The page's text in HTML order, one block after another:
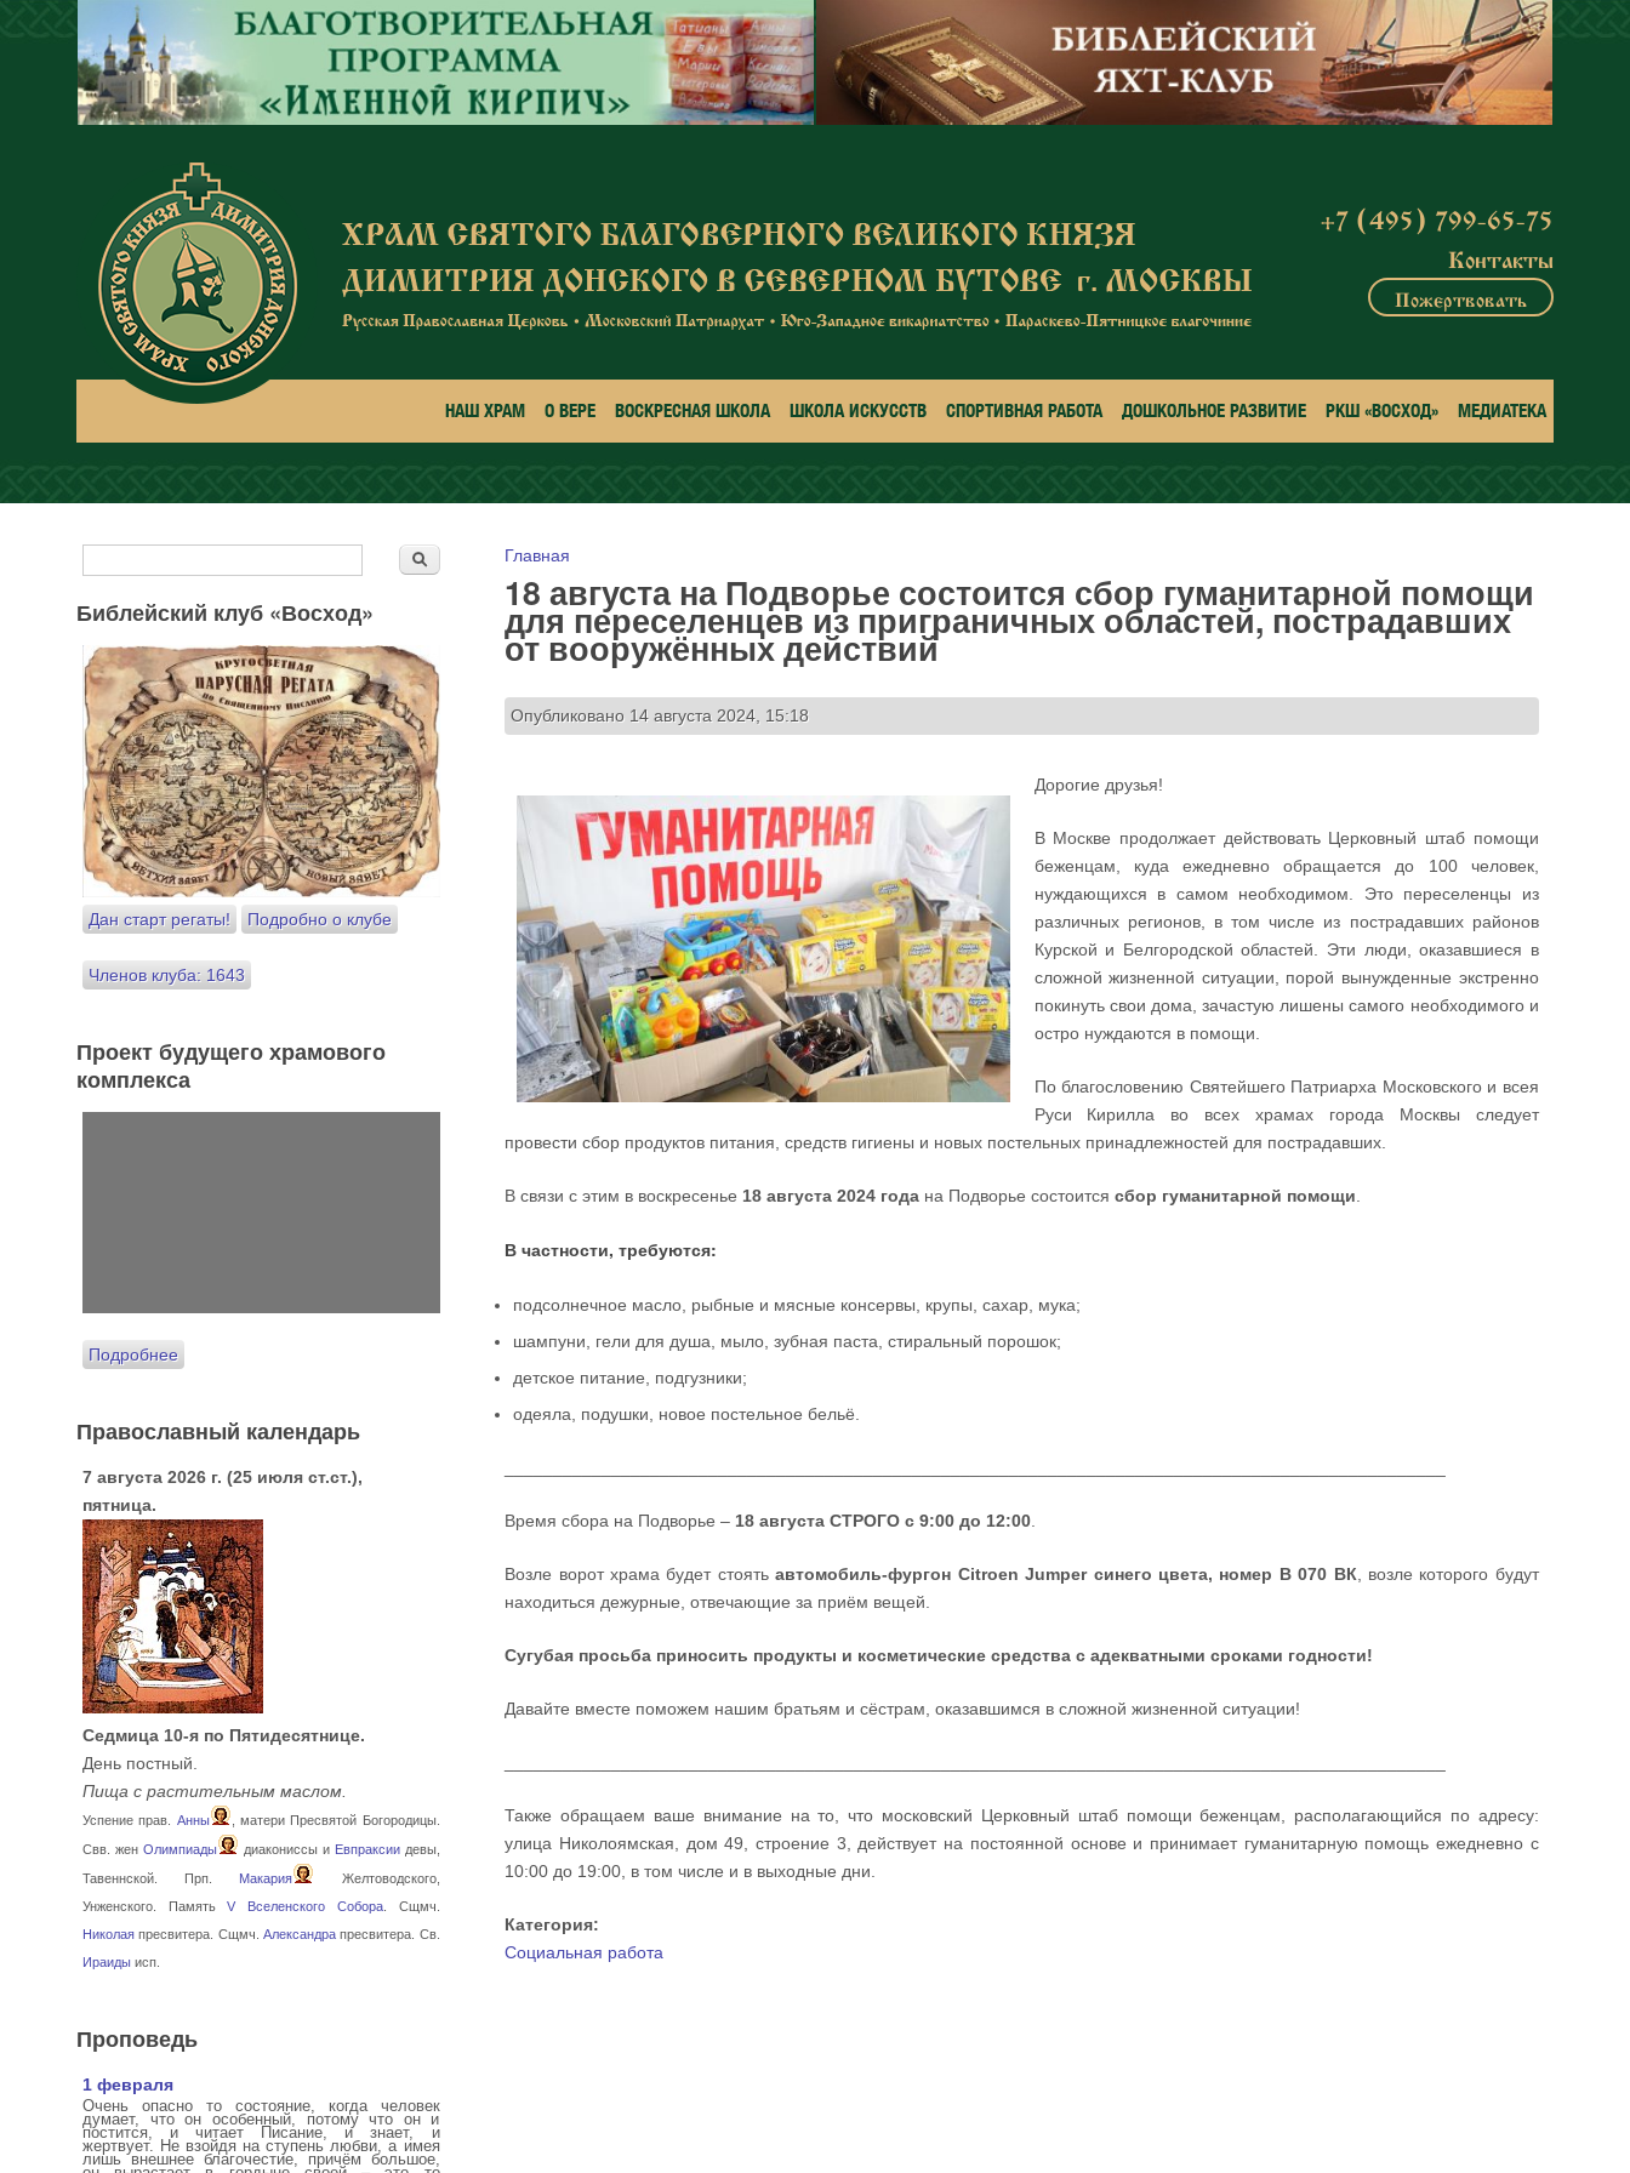
Перейти к основному содержанию
+7 (495) 799-65-75
Контакты
Пожертвовать
НАШ ХРАМ О ВЕРЕ ВОСКРЕСНАЯ ШКОЛА ШКОЛА ИСКУССТВ СПОРТИВНАЯ РАБОТА ДОШКОЛЬНОЕ РАЗВИТИЕ РКШ «ВОСХОД» МЕДИАТЕКА
Вы здесь
Главная
18 августа на Подворье состоится сбор гуманитарной помощи
для переселенцев из приграничных областей, пострадавших
от вооружённых действий
Опубликовано 14 августа 2024, 15:18
Дорогие друзья!
В Москве продолжает действовать Церковный штаб помощи
беженцам, куда ежедневно обращается до 100 человек,
нуждающихся в самом необходимом. Это переселенцы из
различных регионов, в том числе из пострадавших районов
Курской и Белгородской областей. Эти люди, оказавшиеся в
сложной жизненной ситуации, порой вынужденные экстренно
покинуть свои дома, зачастую лишены самого необходимого и
остро нуждаются в помощи.
По благословению Святейшего Патриарха Московского и всея
Руси Кирилла во всех храмах города Москвы следует
провести сбор продуктов питания, средств гигиены и новых постельных принадлежностей для пострадавших.
В связи с этим в воскресенье 18 августа 2024 года на Подворье состоитсясбор гуманитарной помощи.
В частности, требуются:
подсолнечное масло, рыбные и мясные консервы, крупы, сахар, мука;
шампуни, гели для душа, мыло, зубная паста, стиральный порошок;
детское питание, подгузники;
одеяла, подушки, новое постельное бельё.
Время сбора на Подворье – 18 августа СТРОГО с 9:00 до 12:00
Возле ворот храма будет стоятьавтомобиль-фургон Citroen Jumper синего цвета, номер В 070 ВК , возле которого будут
находиться дежурные, отвечающие за приём вещей.
Сугубая просьба приносить продукты и косметические средства с адекватными сроками годности!
Давайте вместе поможем нашим братьям и сёстрам, оказавшимся в сложной жизненной ситуации!
Также обращаем ваше внимание на то, что московский Церковный штаб помощи беженцам, располагающийся по адресу:
улица Николоямская, дом 49, строение 3, действует на постоянной основе и принимает гуманитарную помощь ежедневно с
10:00 до 19:00, в том числе и в выходные дни.
Категория:
Социальная работа
Форма поиска
Библейский клуб «Восход»
Дан старт регаты! Подробно о клубе
Членов клуба: 1643
Проект будущего храмового
комплекса
Подробнее
Православный календарь
7 августа 2026 г. (25 июля ст.ст.),
пятница.
Седмица 10-я по Пятидесятнице.
День постный.
Пища с растительным маслом.
Успение прав. Анны
, матери Пресвятой Богородицы.
Свв. жен Олимпиады диакониссы и Евпраксиидевы,
Тавеннской. Прп. Макария
Желтоводского,
Унженского. ПамятьV Вселенского Собора. Сщмч.
Николая пресвитера. Сщмч. Александрапресвитера. Св.
Ираиды исп.
Проповедь
1 февраля
Очень опасно то состояние, когда человек
думает, что он особенный, потому что он и
постится, и читает Писание, и знает, и
жертвует. Не взойдя на ступень любви, а имея
лишь внешнее благочестие, причём большое,